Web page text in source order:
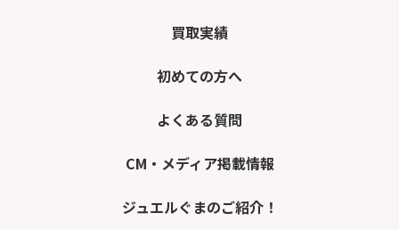
買取実績
初めての方へ
よくある質問
CM・メディア掲載情報
ジュエルぐまのご紹介！